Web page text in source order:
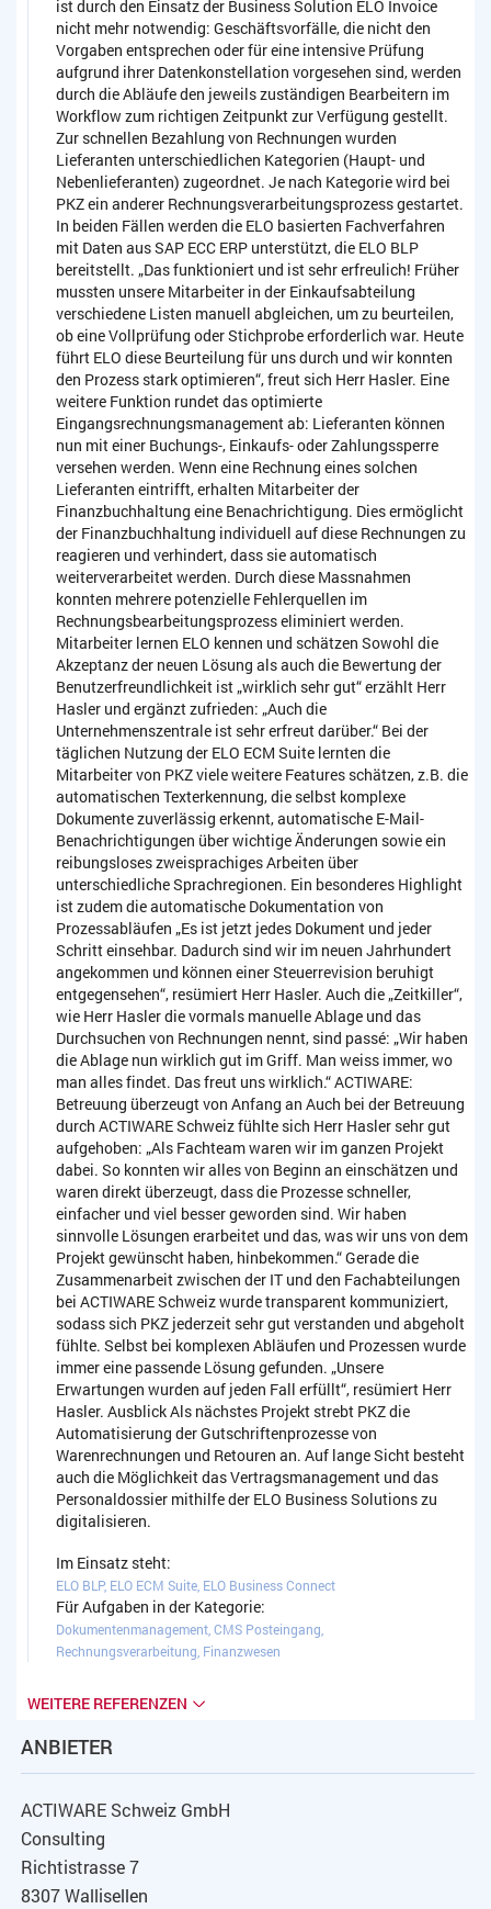
ist durch den Einsatz der Business Solution ELO Invoice
nicht mehr notwendig: Geschäftsvorfälle, die nicht den
Vorgaben entsprechen oder für eine intensive Prüfung
aufgrund ihrer Datenkonstellation vorgesehen sind, werden
durch die Abläufe den jeweils zuständigen Bearbeitern im
Workflow zum richtigen Zeitpunkt zur Verfügung gestellt.
Zur schnellen Bezahlung von Rechnungen wurden
Lieferanten unterschiedlichen Kategorien (Haupt- und
Nebenlieferanten) zugeordnet. Je nach Kategorie wird bei
PKZ ein anderer Rechnungsverarbeitungsprozess gestartet.
In beiden Fällen werden die ELO basierten Fachverfahren
mit Daten aus SAP ECC ERP unterstützt, die ELO BLP
bereitstellt. „Das funktioniert und ist sehr erfreulich! Früher
mussten unsere Mitarbeiter in der Einkaufsabteilung
verschiedene Listen manuell abgleichen, um zu beurteilen,
ob eine Vollprüfung oder Stichprobe erforderlich war. Heute
führt ELO diese Beurteilung für uns durch und wir konnten
den Prozess stark optimieren“, freut sich Herr Hasler. Eine
weitere Funktion rundet das optimierte
Eingangsrechnungsmanagement ab: Lieferanten können
nun mit einer Buchungs-, Einkaufs- oder Zahlungssperre
versehen werden. Wenn eine Rechnung eines solchen
Lieferanten eintrifft, erhalten Mitarbeiter der
Finanzbuchhaltung eine Benachrichtigung. Dies ermöglicht
der Finanzbuchhaltung individuell auf diese Rechnungen zu
reagieren und verhindert, dass sie automatisch
weiterverarbeitet werden. Durch diese Massnahmen
konnten mehrere potenzielle Fehlerquellen im
Rechnungsbearbeitungsprozess eliminiert werden.
Mitarbeiter lernen ELO kennen und schätzen Sowohl die
Akzeptanz der neuen Lösung als auch die Bewertung der
Benutzerfreundlichkeit ist „wirklich sehr gut“ erzählt Herr
Hasler und ergänzt zufrieden: „Auch die
Unternehmenszentrale ist sehr erfreut darüber.“ Bei der
täglichen Nutzung der ELO ECM Suite lernten die
Mitarbeiter von PKZ viele weitere Features schätzen, z.B. die
automatischen Texterkennung, die selbst komplexe
Dokumente zuverlässig erkennt, automatische E-Mail-
Benachrichtigungen über wichtige Änderungen sowie ein
reibungsloses zweisprachiges Arbeiten über
unterschiedliche Sprachregionen. Ein besonderes Highlight
ist zudem die automatische Dokumentation von
Prozessabläufen „Es ist jetzt jedes Dokument und jeder
Schritt einsehbar. Dadurch sind wir im neuen Jahrhundert
angekommen und können einer Steuerrevision beruhigt
entgegensehen“, resümiert Herr Hasler. Auch die „Zeitkiller“,
wie Herr Hasler die vormals manuelle Ablage und das
Durchsuchen von Rechnungen nennt, sind passé: „Wir haben
die Ablage nun wirklich gut im Griff. Man weiss immer, wo
man alles findet. Das freut uns wirklich.“ ACTIWARE:
Betreuung überzeugt von Anfang an Auch bei der Betreuung
durch ACTIWARE Schweiz fühlte sich Herr Hasler sehr gut
aufgehoben: „Als Fachteam waren wir im ganzen Projekt
dabei. So konnten wir alles von Beginn an einschätzen und
waren direkt überzeugt, dass die Prozesse schneller,
einfacher und viel besser geworden sind. Wir haben
sinnvolle Lösungen erarbeitet und das, was wir uns von dem
Projekt gewünscht haben, hinbekommen.“ Gerade die
Zusammenarbeit zwischen der IT und den Fachabteilungen
bei ACTIWARE Schweiz wurde transparent kommuniziert,
sodass sich PKZ jederzeit sehr gut verstanden und abgeholt
fühlte. Selbst bei komplexen Abläufen und Prozessen wurde
immer eine passende Lösung gefunden. „Unsere
Erwartungen wurden auf jeden Fall erfüllt“, resümiert Herr
Hasler. Ausblick Als nächstes Projekt strebt PKZ die
Automatisierung der Gutschriftenprozesse von
Warenrechnungen und Retouren an. Auf lange Sicht besteht
auch die Möglichkeit das Vertragsmanagement und das
Personaldossier mithilfe der ELO Business Solutions zu
digitalisieren.
Im Einsatz steht:
ELO BLP, ELO ECM Suite, ELO Business Connect
Für Aufgaben in der Kategorie:
Dokumentenmanagement, CMS Posteingang,
Rechnungsverarbeitung, Finanzwesen
WEITERE REFERENZEN
ANBIETER
ACTIWARE Schweiz GmbH
Consulting
Richtistrasse 7
8307 Wallisellen